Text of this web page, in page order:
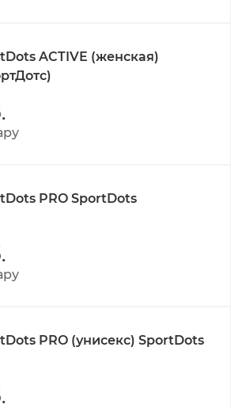
ACTIVE (женская)
PRO SportDots
PRO (унисекс) SportDots